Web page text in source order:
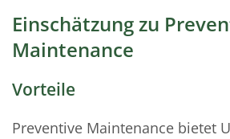
Einschätzung zu
Maintenance
Vorteile
Preventive Maintenance bietet